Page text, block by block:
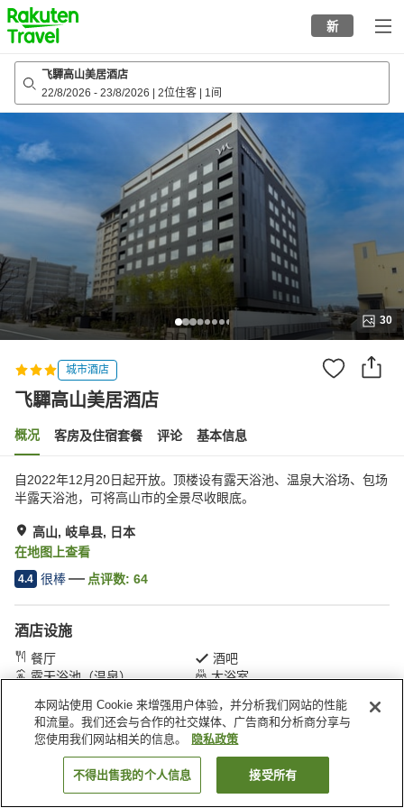
to
top
page
新
飞驒高山美居酒店
22/8/2026 - 23/8/2026 2位住客 1间
30
城市酒店
飞驒高山美居酒店
概况 客房及住宿套餐 评论 基本信息
自2022年12月20日起开放。顶楼设有露天浴池、温泉大浴场、包场
半露天浴池，可将高山市的全景尽收眼底。
高山, 岐阜县, 日本
在地图上查看
4.4 很棒 点评数: 64
酒店设施
餐厅
酒吧
露天浴池（温泉）
大浴室
首页 日本 岐阜县 高山 飞驒高山美居酒店
搜索客房
本网站使用 Cookie 来增强用户体验，并分析我们网站的性能
和流量。我们还会与合作的社交媒体、广告商和分析商分享与
您使用我们网站相关的信息。
隐私政策
不得出售我的个人信息 接受所有